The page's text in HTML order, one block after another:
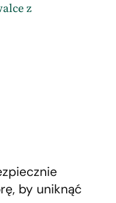
z
by uniknąć